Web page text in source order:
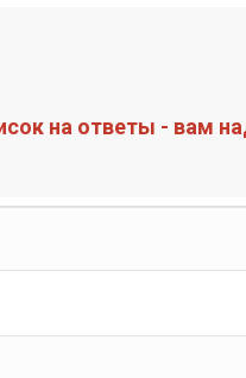
на ответы - вам